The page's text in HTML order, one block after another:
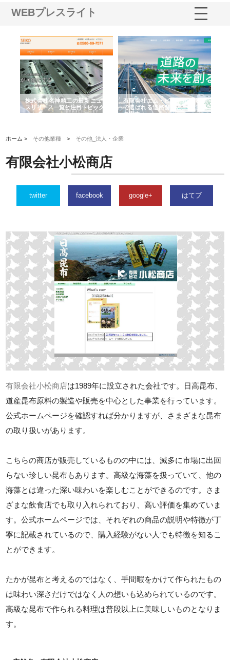
WEBプレスライト
株式会社名神精工の最新ニュー
スリリース一覧と注目トピック
有限会社エム・ビルドが南多摩
で選ばれる道路舗装と土木工事
の実力
ホーム > その他業種 > その他_法人・企業
有限会社小松商店
twitter facebook google+ はてブ
有限会社小松商店は1989年に設立された会社です。日高昆布、
道産昆布原料の製造や販売を中心とした事業を行っています。
公式ホームページを確認すれば分かりますが、さまざまな昆布
の取り扱いがあります。
こちらの商店が販売しているものの中には、滅多に市場に出回
らない珍しい昆布もあります。高級な海藻を扱っていて、他の
海藻とは違った深い味わいを楽しむことができるのです。さま
ざまな飲食店でも取り入れられており、高い評価を集めていま
す。公式ホームページでは、それぞれの商品の説明や特徴が丁
寧に記載されているので、購入経験がない人でも特徴を知るこ
とができます。
たかが昆布と考えるのではなく、手間暇をかけて作られたもの
は味わい深さだけではなく人の想いも込められているのです。
高級な昆布で作られる料理は普段以上に美味しいものとなりま
す。